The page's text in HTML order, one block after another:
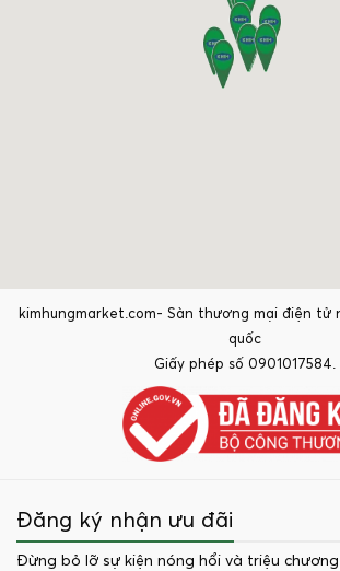
kimhungmarket.com- Sàn thương mại điện tử
quốc
Giấy phép số 0901017584.
Đăng ký nhận ưu đãi
Đừng bỏ lỡ sự kiện nóng hổi và triệu